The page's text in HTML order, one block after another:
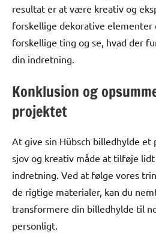
resultat er at være kreativ og
forskellige dekorative elementer
forskellige ting og se, hvad der
din indretning.
Konklusion og
projektet
At give sin Hübsch billedhylde et
sjov og kreativ måde at tilføje
indretning. Ved at følge vores
de rigtige materialer, kan du
transformere din billedhylde til
personligt.